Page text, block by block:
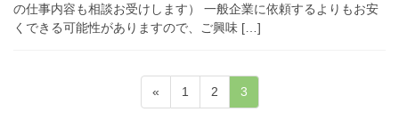
の仕事内容も相談お受けします） 一般企業に依頼するよりもお安
くできる可能性がありますので、ご興味 […]
«
固
定
1
固
定
2
固
定
3